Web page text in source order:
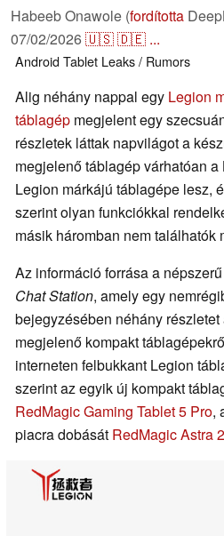
Habeeb Onawole (fordította
07/02/2026🇺🇸🇩🇪 ...
AndroidTablet Leaks / Rumors
Alig néhány nappal egy Legion
táblagép megjelent egy
részletek láttak napvilágot a
megjelenő táblagép várhatóan
Legion márkájú táblagépe lesz,
szerint olyan funkciókkal
másik háromban nem találhatók
Az információ forrása a
Chat Station, amely egy
bejegyzésében néhány
megjelenő kompakt
interneten felbukkant Legion
szerint az egyik új kompakt
RedMagic Gaming Tablet 5 Pro,
piacra dobását RedMagic Astra 2